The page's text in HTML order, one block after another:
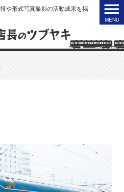
や形式写真撮影の活動成果を掲